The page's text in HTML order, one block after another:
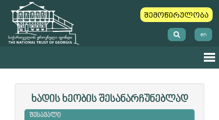
შემოწირულობა
en
ხადის ხეობის შესანარჩუნებლად
შესავალი